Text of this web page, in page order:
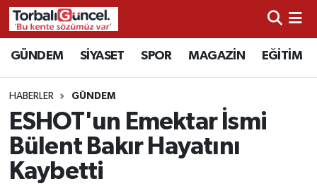
GÜNDEM SİYASET SPOR MAGAZİN EĞİTİM
HABERLER GÜNDEM
ESHOT'un Emektar İsmi
Bülent Bakır Hayatını
Kaybetti
İzmir Nöbetçi Eczaneler
İzmir Hava Durumu
İzmir Namaz Vakitleri
İzmir Trafik Yoğunluk Haritası